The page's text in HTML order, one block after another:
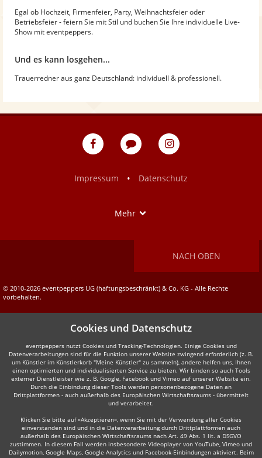
Egal ob Hochzeit, Firmenfeier, Party, Weihnachtsfeier oder
Betriebsfeier - feiern Sie mit Stil und buchen Sie Ihre individuelle Live-
Show mit eventpeppers.
Und es kann losgehen...
Trauerredner aus ganz Deutschland: individuell & professionell.
eventpeppers
Blog
eventpeppers
Impressum
• Datenschutz
Mehr
NACH OBEN
© 2010-2026 eventpeppers UG (haftungsbeschränkt) & Co. KG - Alle Rechte
vorbehalten.
Cookies und Datenschutz
eventpeppers nutzt Cookies und Tracking-Technologien. Einige Cookies und
Datenverarbeitungen sind für die Funktion unserer Website zwingend erforderlich (z. B.
um Künstler im Künstlerkorb "Meine Künstler" zu sammeln), andere helfen uns, Ihnen
einen optimierten und individualisierten Service zu bieten. Wir binden so auch Tools
externer Dienstleister wie z. B. Google, Facebook und Vimeo auf unserer Website ein.
Durch die Einbindung dieser Tools werden personenbezogene Daten an
Drittplattformen - auch außerhalb des Europäischen Wirtschaftsraums - übermittelt
und verarbeitet.
Klicken Sie bitte auf «Akzeptieren», wenn Sie mit der Verwendung aller Cookies
einverstanden sind und in die Datenverarbeitung durch Drittplattformen auch
außerhalb des Europäischen Wirtschaftsraums nach Art. 49 Abs. 1 lit. a DSGVO
zustimmen. In diesem Fall werden insbesondere Videoplayer von YouTube, Vimeo und
Dailymotion, Google Maps, Google Analytics und Facebook-Einbindungen aktiviert. Beim